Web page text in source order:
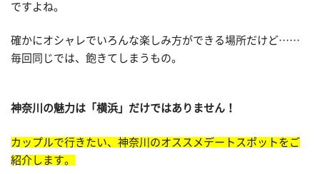
ですよね。
確かにオシャレでいろんな楽しみ方ができる場所だけど……
毎回同じでは、飽きてしまうもの。
神奈川の魅力は「横浜」だけではありません！
カップルで行きたい、神奈川のオススメデートスポットをご
紹介します。